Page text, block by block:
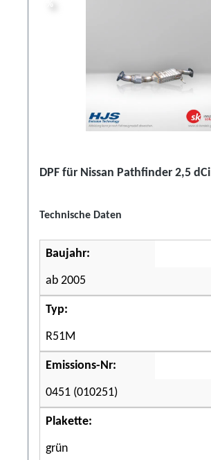
DPF für Nissan Pathfinder 2,5 dCi
Technische Daten
Baujahr:
ab 2005
Typ:
R51M
Emissions-Nr:
0451 (010251)
Plakette:
grün